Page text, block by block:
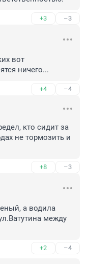
+3 –3
вот
ничего...
+4 –4
кто сидит за
не тормозить и
+8 –3
а водила
между
+2 –4